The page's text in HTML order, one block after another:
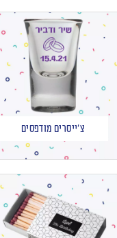
צ'ייסרים מודפסים